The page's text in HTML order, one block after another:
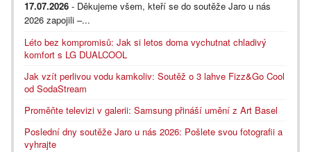
17.07.2026 - Děkujeme všem, kteří se do soutěže Jaro u nás
2026 zapojili –...
Léto bez kompromisů: Jak si letos doma vychutnat chladivý
komfort s LG DUALCOOL
Jak vzít perlivou vodu kamkoliv: Soutěž o 3 lahve Fizz&Go Cool
od SodaStream
Proměňte televizi v galerii: Samsung přináší umění z Art Basel
Poslední dny soutěže Jaro u nás 2026: Pošlete svou fotografii a
vyhrajte